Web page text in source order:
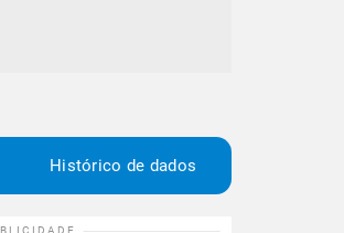
Histórico de dados